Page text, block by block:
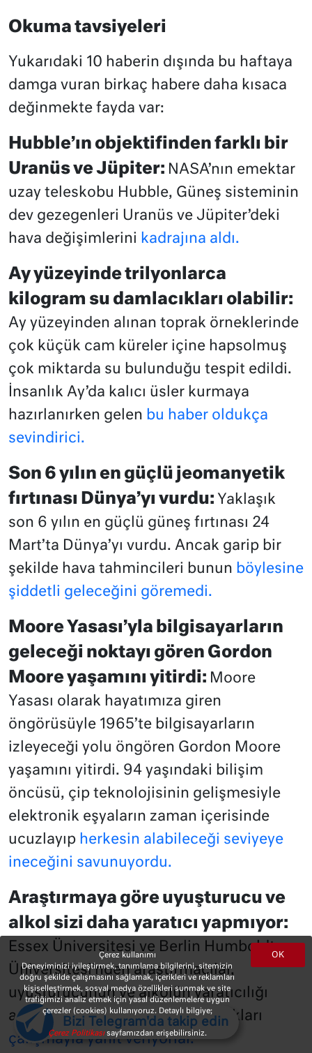
Okuma tavsiyeleri
Yukarıdaki 10 haberin dışında bu haftaya
damga vuran birkaç habere daha kısaca
değinmekte fayda var:
Hubble’ın objektifinden farklı bir
Uranüs ve Jüpiter: NASA’nın emektar
uzay teleskobu Hubble, Güneş sisteminin
dev gezegenleri Uranüs ve Jüpiter’deki
hava değişimlerini kadrajına aldı.
Ay yüzeyinde trilyonlarca
kilogram su damlacıkları olabilir:
Ay yüzeyinden alınan toprak örneklerinde
çok küçük cam küreler içine hapsolmuş
çok miktarda su bulunduğu tespit edildi.
İnsanlık Ay’da kalıcı üsler kurmaya
hazırlanırken gelen bu haber oldukça
sevindirici.
Son 6 yılın en güçlü jeomanyetik
fırtınası Dünya’yı vurdu: Yaklaşık
son 6 yılın en güçlü güneş fırtınası 24
Mart’ta Dünya’yı vurdu. Ancak garip bir
şekilde hava tahmincileri bunun böylesine
şiddetli geleceğini göremedi.
Moore Yasası’yla bilgisayarların
geleceği noktayı gören Gordon
Moore yaşamını yitirdi: Moore
Yasası olarak hayatımıza giren
öngörüsüyle 1965’te bilgisayarların
izleyeceği yolu öngören Gordon Moore
yaşamını yitirdi. 94 yaşındaki bilişim
öncüsü, çip teknolojisinin gelişmesiyle
elektronik eşyaların zaman içerisinde
ucuzlayıp herkesin alabileceği seviyeye
ineceğini savunuyordu.
Araştırmaya göre uyuşturucu ve
alkol sizi daha yaratıcı yapmıyor:
Essex Üniversitesi ve Berlin Humboldt
Üniversitesi’nden araştırmacılar,
uyuşturucunun ve alkolün yaratıcılığı
artırdığı şeklindeki iddiaya yaptıkları
çalışmayla yanıt veriyorlar.
OK
Çerez kullanımı
Deneyiminizi iyileştirmek, tanımlama bilgilerini, sitemizin
doğru şekilde çalışmasını sağlamak, içerikleri ve reklamları
kişiselleştirmek, sosyal medya özellikleri sunmak ve site
trafiğimizi analiz etmek için yasal düzenlemelere uygun
çerezler (cookies) kullanıyoruz. Detaylı bilgiye;
Çerez Politikasısayfamızdan erişebilirsiniz.
Bizi Telegram'da takip edin